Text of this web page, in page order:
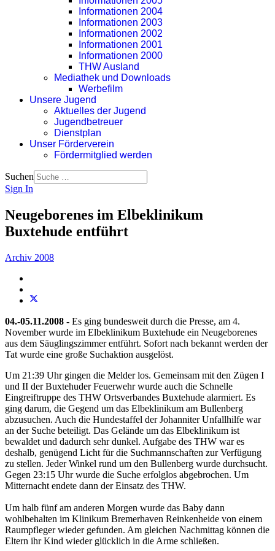
Informationen 2004
Informationen 2003
Informationen 2002
Informationen 2001
Informationen 2000
THW Ausland
Mediathek und Downloads
Werbefilm
Unsere Jugend
Aktuelles der Jugend
Jugendbetreuer
Dienstplan
Unser Förderverein
Fördermitglied werden
Suchen
Sign In
Neugeborenes im Elbeklinikum
Buxtehude entführt
Archiv 2008
04.-05.11.2008 - Es ging bundesweit durch die Presse, am 4.
November wurde im Elbeklinikum Buxtehude ein Neugeborenes
aus dem Säuglingszimmer entführt. Sofort nach bekannt werden der
Tat wurde eine große Suchaktion ausgelöst.
Um 21:39 Uhr gingen die Melder los. Gemeinsam mit den Zügen I
und II der Buxtehuder Feuerwehr wurde auch die Schnelle
Eingreiftruppe des THW Ortsverbandes Buxtehude alarmiert. Es
ging darum, die Gegend um das Elbeklinikum am Bullenberg
abzusuchen. Auch die Hundestaffel der Johanniter Unfallhilfe war
an der Suche beteiligt. Das Gelände um das Elbeklinikum ist
bewaldet und dadurch sehr dunkel. Aufgabe des THW war es
deshalb, genügend Licht für die Suchmannschaften zur Verfügung
zu stellen. Jeder Winkel rund um den Bullenberg wurde durchsucht.
Gegen 23:15 Uhr wurde die Suche erfolglos abgebrochen. Um
Mitternacht endete dann der Einsatz des THW.
Um halb fünf am anderen Morgen wurde das Baby dann
wohlbehalten im Klinikum Bremerhaven Reinkenheide von einem
Raumpfleger wieder gefunden. Am gleichen Nachmittag können die
Eltern ihr Kind wieder glücklich in die Arme schließen.